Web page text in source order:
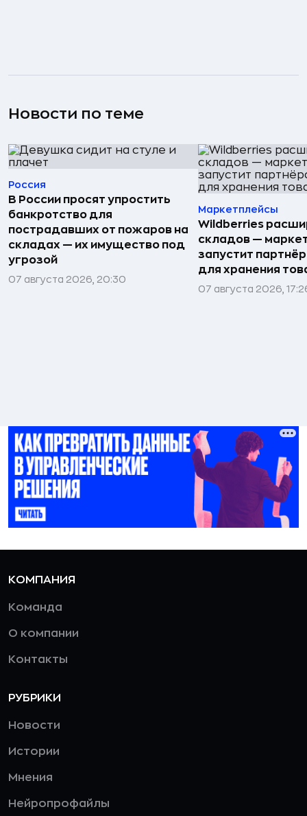
Новости по теме
Россия
В России просят упростить
банкротство для
пострадавших от пожаров на
складах — их имущество под
угрозой
07 августа 2026, 20:30
Маркетплейсы
Wildberries
складов —
запустит
для хранения
07 августа 2026,
КОМПАНИЯ
Команда
О компании
Контакты
РУБРИКИ
Новости
Истории
Мнения
Нейропрофайлы